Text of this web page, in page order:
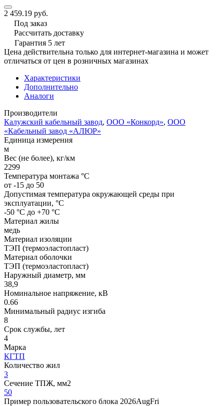
2 459.19 руб.
Под заказ
Рассчитать доставку
Гарантия 5 лет
Цена действительна только для интернет-магазина и может
отличаться от цен в розничных магазинах
Характеристики
Дополнительно
Аналоги
Производители
Калужский кабельный завод, ООО «Конкорд», ООО
«Кабельный завод «АЛЮР»
Единица измерения
м
Вес (не более), кг/км
2299
Температура монтажа °C
от -15 до 50
Допустимая температура окружающей среды при
эксплуатации, °C
-50 °С до +70 °С
Материал жилы
медь
Материал изоляции
ТЭП (термоэластопласт)
Материал оболочки
ТЭП (термоэластопласт)
Наружный диаметр, мм
38,9
Номинальное напряжение, кВ
0.66
Минимальный радиус изгиба
8
Срок службы, лет
4
Марка
КГТП
Количество жил
3
Сечение ТПЖ, мм2
50
Пример пользовательского блока 2026AugFri